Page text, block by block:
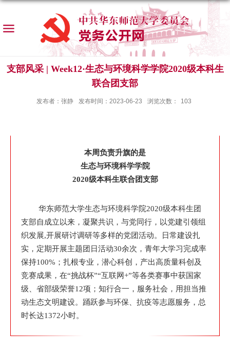
支部风采 | Week12·生态与环境科学学院2020级本科生
联合团支部
发布者：张静 发布时间：2023-06-23 浏览次数： 103
本周负责升旗的是
生态与环境科学学院
2020级本科生联合团支部
华东师范大学生态与环境科学院2020级本科生团
支部自成立以来，凝聚共识，与党同行，以党建引领组
织发展,开展研讨调研等多样的党团活动。日常建设扎
实，定期开展主题团日活动30余次，青年大学习完成率
保持100%；扎根专业，潜心科创，产出高质量科创及
竞赛成果，在“挑战杯”“互联网+”等各类赛事中获国家
级、省部级荣誉12项；知行合一，服务社会，用担当推
动生态文明建设。踊跃参与环保、抗疫等志愿服务，总
时长达1372小时。